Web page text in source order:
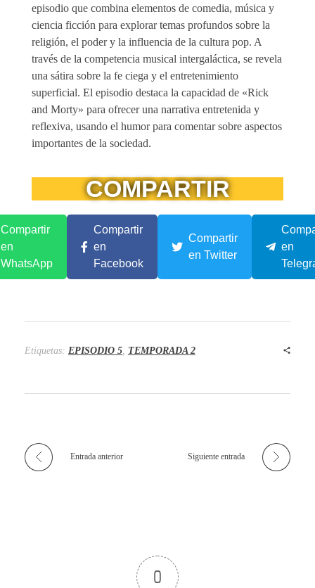
episodio que combina elementos de comedia, música y
ciencia ficción para explorar temas profundos sobre la
religión, el poder y la influencia de la cultura pop. A
través de la competencia musical intergaláctica, se revela
una sátira sobre la fe ciega y el entretenimiento
superficial. El episodio destaca la capacidad de «Rick
and Morty» para ofrecer una narrativa entretenida y
reflexiva, usando el humor para comentar sobre aspectos
importantes de la sociedad.
COMPARTIR
Compartir
en
WhatsApp
Compartir
en
Facebook
Compartir
en Twitter
en
Etiquetas: EPISODIO 5 TEMPORADA 2
Entrada anterior Siguiente entrada
0